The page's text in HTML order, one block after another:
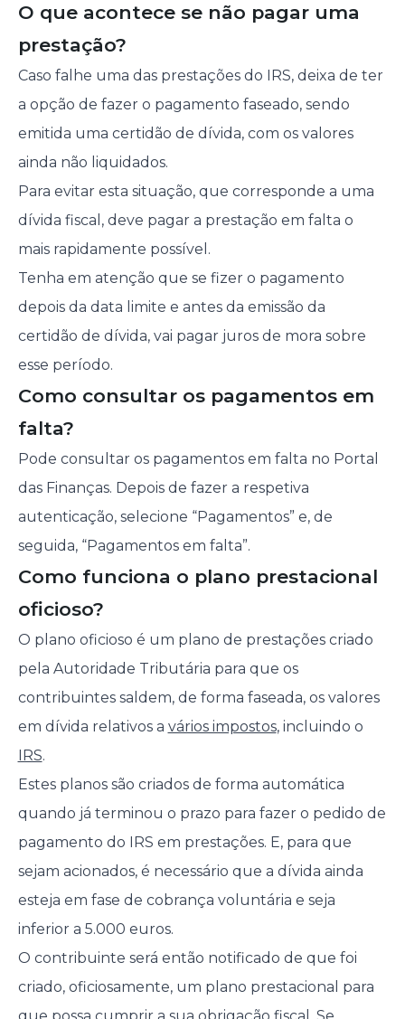
O que acontece se não pagar uma
prestação?
Caso falhe uma das prestações do IRS, deixa de ter
a opção de fazer o pagamento faseado, sendo
emitida uma certidão de dívida, com os valores
ainda não liquidados.
Para evitar esta situação, que corresponde a uma
dívida fiscal, deve pagar a prestação em falta o
mais rapidamente possível.
Tenha em atenção que se fizer o pagamento
depois da data limite e antes da emissão da
certidão de dívida, vai pagar juros de mora sobre
esse período.
Como consultar os pagamentos em
falta?
Pode consultar os pagamentos em falta no Portal
das Finanças. Depois de fazer a respetiva
autenticação, selecione “Pagamentos” e, de
seguida, “Pagamentos em falta”.
Como funciona o plano prestacional
oficioso?
O plano oficioso é um plano de prestações criado
pela Autoridade Tributária para que os
contribuintes saldem, de forma faseada, os valores
em dívida relativos a vários impostos, incluindo o
IRS.
Estes planos são criados de forma automática
quando já terminou o prazo para fazer o pedido de
pagamento do IRS em prestações. E, para que
sejam acionados, é necessário que a dívida ainda
esteja em fase de cobrança voluntária e seja
inferior a 5.000 euros.
O contribuinte será então notificado de que foi
criado, oficiosamente, um plano prestacional para